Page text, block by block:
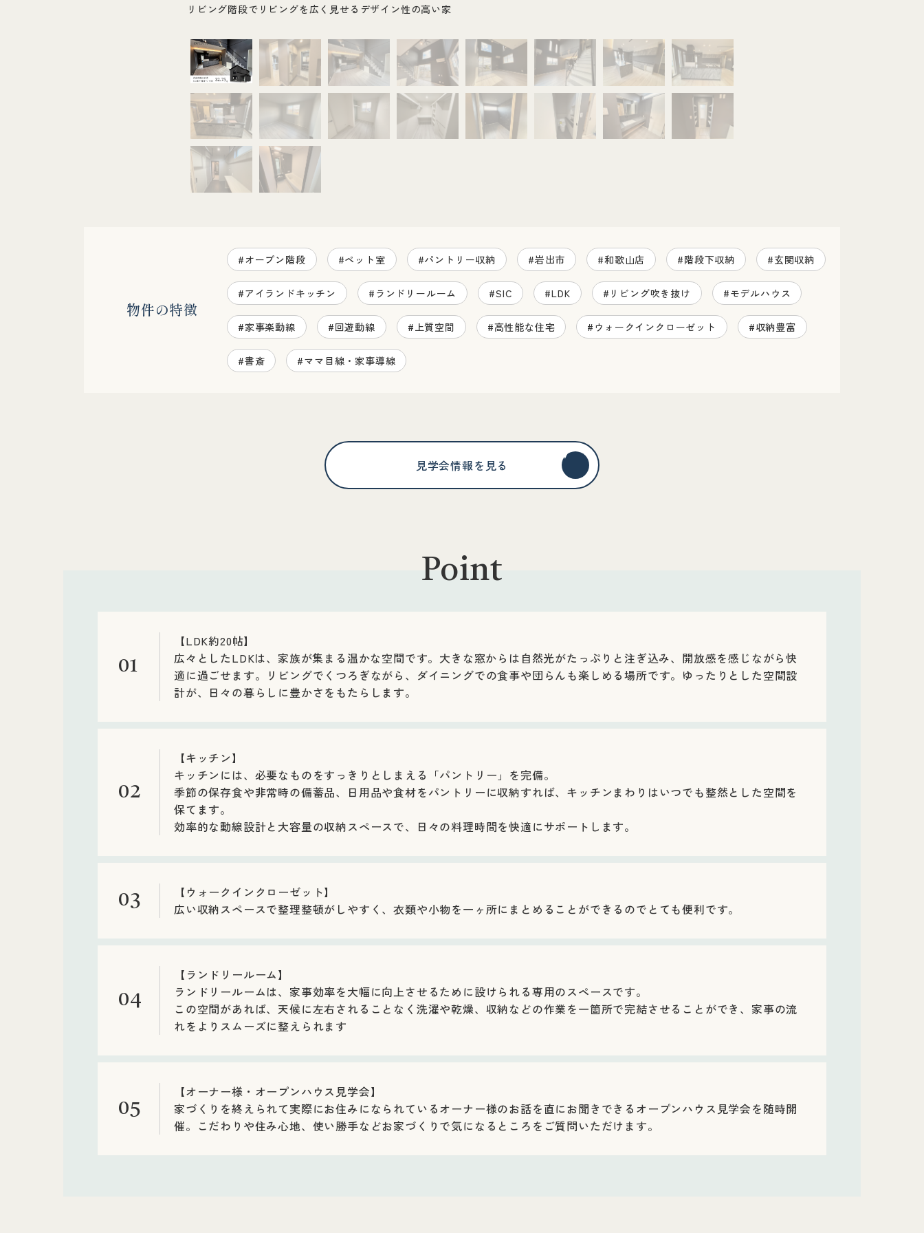
リビング階段でリビングを広く見せるデザイン性の高い家
物件の特徴
#オープン階段 #ペット室 #パントリー収納 #岩出市 #和歌山店 #階段下収納 #玄関収納
#アイランドキッチン #ランドリールーム #SIC #LDK #リビング吹き抜け #モデルハウス
#家事楽動線 #回遊動線 #上質空間 #高性能な住宅 #ウォークインクローゼット #収納豊富
#書斎 #ママ目線・家事導線
見学会情報を見る
Point
01
【LDK約20帖】
広々としたLDKは、家族が集まる温かな空間です。大きな窓からは自然光がたっぷりと注ぎ込み、開放感を感じながら快
適に過ごせます。リビングでくつろぎながら、ダイニングでの食事や団らんも楽しめる場所です。ゆったりとした空間設
計が、日々の暮らしに豊かさをもたらします。
02
【キッチン】
キッチンには、必要なものをすっきりとしまえる「パントリー」を完備。
季節の保存食や非常時の備蓄品、日用品や食材をパントリーに収納すれば、キッチンまわりはいつでも整然とした空間を
保てます。
効率的な動線設計と大容量の収納スペースで、日々の料理時間を快適にサポートします。
03
【ウォークインクローゼット】
広い収納スペースで整理整頓がしやすく、衣類や小物を一ヶ所にまとめることができるのでとても便利です。
04
【ランドリールーム】
ランドリールームは、家事効率を大幅に向上させるために設けられる専用のスペースです。
この空間があれば、天候に左右されることなく洗濯や乾燥、収納などの作業を一箇所で完結させることができ、家事の流
れをよりスムーズに整えられます
05
【オーナー様・オープンハウス見学会】
家づくりを終えられて実際にお住みになられているオーナー様のお話を直にお聞きできるオープンハウス見学会を随時開
催。こだわりや住み心地、使い勝手などお家づくりで気になるところをご質問いただけます。